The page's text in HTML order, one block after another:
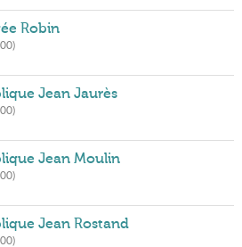
Robin
)
Jean Jaurès
)
Jean Moulin
)
Jean Rostand
)